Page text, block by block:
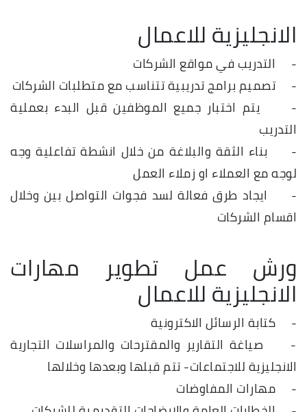
الانجليزية للاعمال
- التدريب في مواقع الشركات
- تصميم برامج تدريبية تتناسب مع متطلبات الشركات
- يتم اختبار جميع الموظفين قبل البدء بعملية
التدريب
- بناء الثقة والبلاغة من خلال انشطة تفاعلية وجه
لوجه مع العملاء او زملاء العمل
- ايجاد طرق فعالة لسد فجوات التواصل بين وخلال
اقسام الشركات
ورش عمل تطوير مهارات
الانجليزية للاعمال
- كتابة الرسائل الاكترونية
- صياغة التقارير والمقترحات والمراسلات التجارية
الانجليزية للاجتماعات- تتم قبلها وبعدها وخلالها
- مهارات المفاوضات